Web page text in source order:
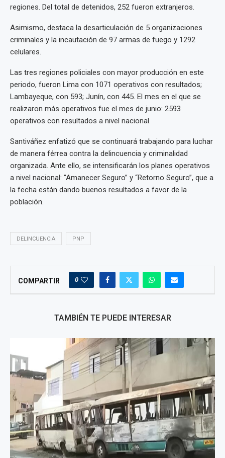
regiones. Del total de detenidos, 252 fueron extranjeros.
Asimismo, destaca la desarticulación de 5 organizaciones
criminales y la incautación de 97 armas de fuego y 1292
celulares.
Las tres regiones policiales con mayor producción en este
periodo, fueron Lima con 1071 operativos con resultados;
Lambayeque, con 593; Junín, con 445. El mes en el que se
realizaron más operativos fue el mes de junio: 2593
operativos con resultados a nivel nacional.
Santiváñez enfatizó que se continuará trabajando para luchar
de manera férrea contra la delincuencia y criminalidad
organizada. Ante ello, se intensificarán los planes operativos
a nivel nacional: "Amanecer Seguro” y “Retorno Seguro”, que a
la fecha están dando buenos resultados a favor de la
población.
DELINCUENCIA PNP
COMPARTIR 0
TAMBIÉN TE PUEDE INTERESAR